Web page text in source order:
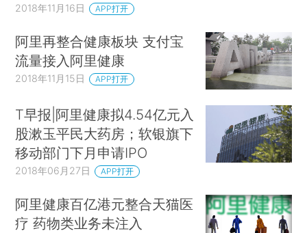
2018年11月16日 APP打开
阿里再整合健康板块 支付宝
流量接入阿里健康
2018年11月15日 APP打开
T早报|阿里健康拟4.54亿元入
股漱玉平民大药​房；软银旗下
移动部门下月申请IPO
2018年06月27日 APP打开
阿里健康百亿港元整合天猫医
疗 药物类业务未注入